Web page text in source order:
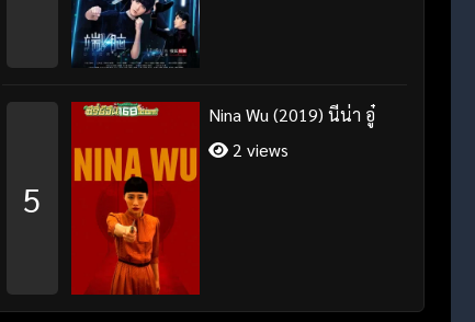
5
Nina Wu (2019) นีน่า อู๋
2 views